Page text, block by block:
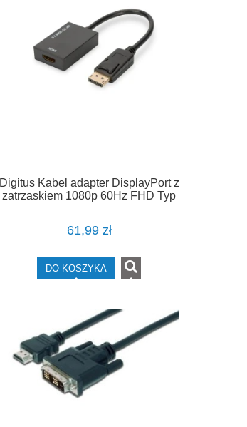
Digitus Kabel adapter DisplayPort z
zatrzaskiem 1080p 60Hz FHD Typ
61,99 zł
DO KOSZYKA